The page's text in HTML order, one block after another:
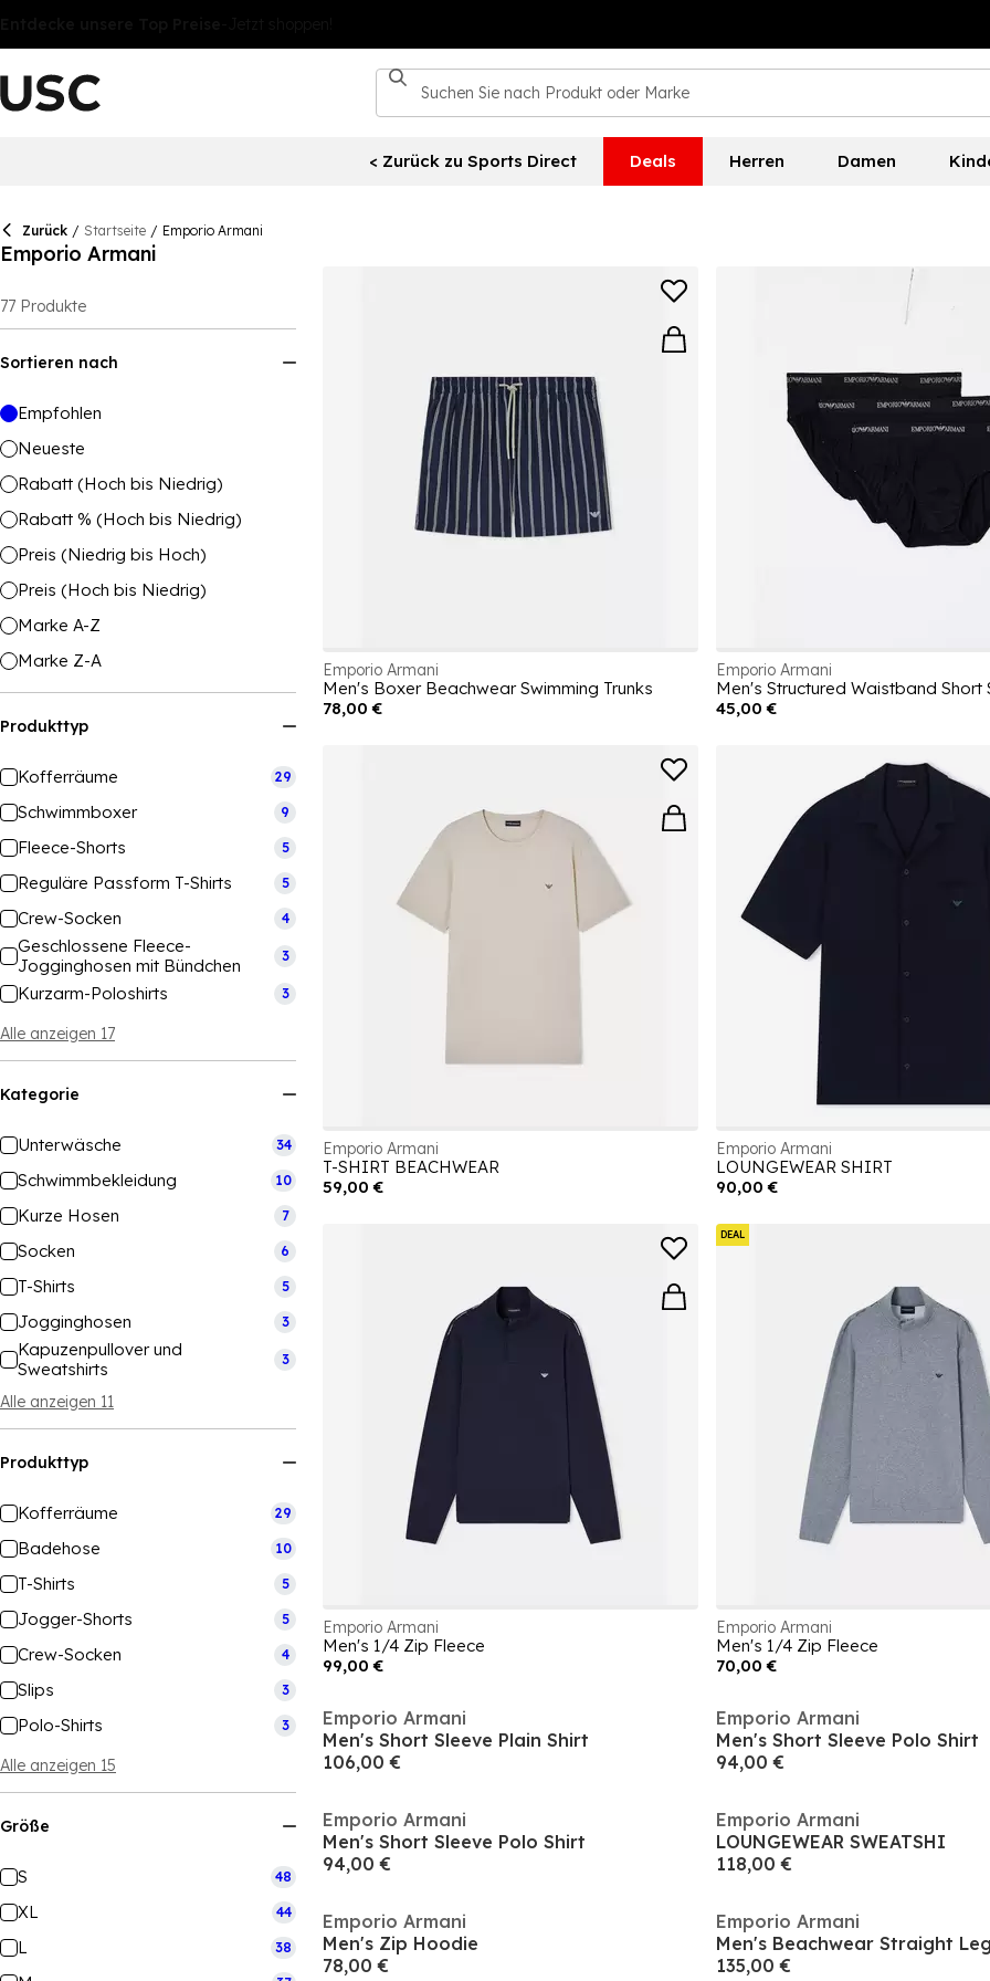
< Zurück zu Sports Direct Deals Herren Damen
Zurück / Startseite / Emporio Armani
Emporio Armani
77 Produkte
Sortieren nach
Empfohlen
Neueste
Rabatt (Hoch bis Niedrig)
Rabatt % (Hoch bis Niedrig)
Preis (Niedrig bis Hoch)
Preis (Hoch bis Niedrig)
Marke A-Z
Marke Z-A
Produkttyp
Kofferräume 29
Schwimmboxer 9
Fleece-Shorts 5
Reguläre Passform T-Shirts 5
Crew-Socken 4
Geschlossene Fleece-
Jogginghosen mit Bündchen
3
Kurzarm-Poloshirts 3
Alle anzeigen 17
Kategorie
Unterwäsche 34
Schwimmbekleidung 10
Kurze Hosen 7
Socken 6
T-Shirts 5
Jogginghosen 3
Kapuzenpullover und
Sweatshirts
3
Alle anzeigen 11
Produkttyp
Kofferräume 29
Badehose 10
T-Shirts 5
Jogger-Shorts 5
Crew-Socken 4
Slips 3
Polo-Shirts 3
Alle anzeigen 15
Größe
S 48
XL 44
L 38
Emporio Armani
Men's Boxer Beachwear Swimming Trunks
78,00 €
Emporio Armani
Men's Structured Waistband Short
45,00 €
Emporio Armani
T-SHIRT BEACHWEAR
59,00 €
Emporio Armani
LOUNGEWEAR SHIRT
90,00 €
Emporio Armani
Men's 1/4 Zip Fleece
99,00 €
DEAL
Emporio Armani
Men's 1/4 Zip Fleece
70,00 €
Emporio Armani
Men's Short Sleeve Plain Shirt
106,00 €
Emporio Armani
Men's Short Sleeve Polo Shirt
94,00 €
Emporio Armani
Men's Short Sleeve Polo Shirt
94,00 €
Emporio Armani
LOUNGEWEAR SWEATSHI
118,00 €
Emporio Armani
Men's Zip Hoodie
78,00 €
Emporio Armani
Men's Beachwear Straight
135,00 €